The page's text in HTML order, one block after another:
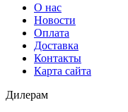
О нас
Новости
Оплата
Доставка
Контакты
Карта сайта
Дилерам